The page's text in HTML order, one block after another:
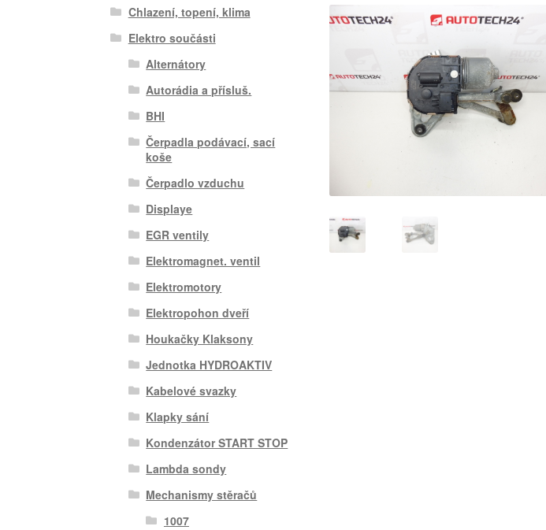
Chlazení, topení, klima
Elektro součásti
Alternátory
Autorádia a přísluš.
BHI
Čerpadla podávací, sací
koše
Čerpadlo vzduchu
Displaye
EGR ventily
Elektromagnet. ventil
Elektromotory
Elektropohon dveří
Houkačky Klaksony
Jednotka HYDROAKTIV
Kabelové svazky
Klapky sání
Kondenzátor START STOP
Lambda sondy
Mechanismy stěračů
1007